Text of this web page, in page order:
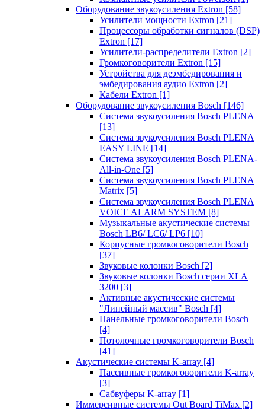
Оборудование звукоусиления Extron [58]
Усилители мощности Extron [21]
Процессоры обработки сигналов (DSP)
Extron [17]
Усилители-распределители Extron [2]
Громкоговорители Extron [15]
Устройства для деэмбедирования и
эмбедирования аудио Extron [2]
Кабели Extron [1]
Оборудование звукоусиления Bosch [146]
Система звукоусиления Bosch PLENA
[13]
Система звукоусиления Bosch PLENA
EASY LINE [14]
Система звукоусиления Bosch PLENA-
All-in-One [5]
Система звукоусиления Bosch PLENA
Matrix [5]
Система звукоусиления Bosch PLENA
VOICE ALARM SYSTEM [8]
Музыкальные акустические системы
Bosch LB6/ LC6/ LP6 [10]
Корпусные громкоговорители Bosch
[37]
Звуковые колонки Bosch [2]
Звуковые колонки Bosch серии XLA
3200 [3]
Активные акустические системы
"Линейный массив" Bosch [4]
Панельные громкоговорители Bosch
[4]
Потолочные громкоговорители Bosch
[41]
Акустические системы K-array [4]
Пассивные громкоговорители K-array
[3]
Сабвуферы K-array [1]
Иммерсивные системы Out Board TiMax [2]